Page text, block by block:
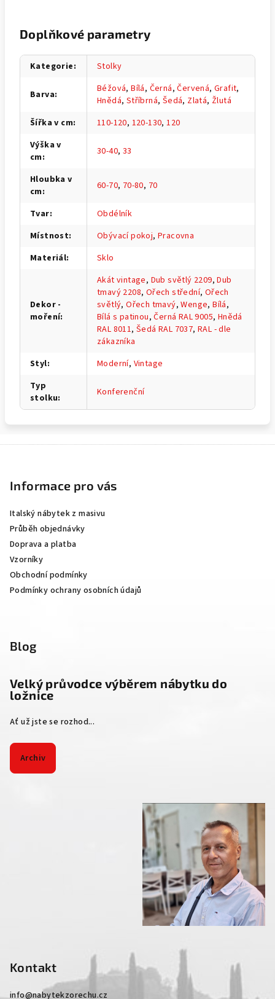
Doplňkové parametry
Kategorie: Stolky
Barva: Béžová,Bílá, Černá,Červená,Grafit,
Hnědá, Stříbrná, Šedá, Zlatá, Žlutá
Šířka v cm: 110-120, 120-130,120
Výška v
cm: 30-40, 33
Hloubka v
cm: 60-70, 70-80, 70
Tvar:
Obdélník
Místnost: Obývací pokoj,Pracovna
Materiál: Sklo
Dekor -
moření:
Akát vintage, Dub světlý 2209,Dub
tmavý 2208, Ořech střední, Ořech
světlý,Ořech tmavý,Wenge,Bílá,
Bílá s patinou,Černá RAL 9005, Hnědá
RAL 8011,Šedá RAL 7037,RAL - dle
zákazníka
Styl: Moderní, Vintage
Typ
stolku: Konferenční
Informace pro vás
Italský nábytek z masivu
Průběh objednávky
Doprava a platba
Vzorníky
Obchodní podmínky
Podmínky ochrany osobních údajů
Blog
Velký průvodce výběrem nábytku do
ložnice
Ať už jste se rozhod...
Archiv
Kontakt
info@nabytekzorechu.cz